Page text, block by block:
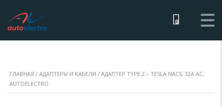
0
ГЛАВНАЯ / АДАПТЕРЫ И КАБЕЛИ / АДАПТЕР TYPE 2 – TESLA NACS, 32А AC,
AUTOELECTRO